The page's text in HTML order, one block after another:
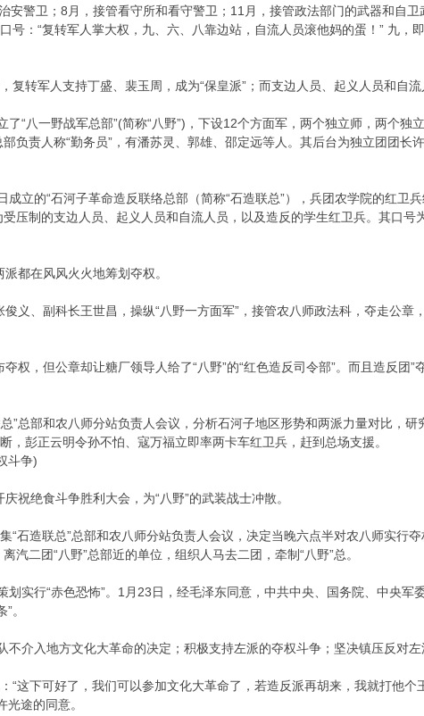
安警卫；8月，接管看守所和看守警卫；11月，接管政法部门的武器和自
号：“复转军人掌大权，九、六、八靠边站，自流人员滚他妈的蛋！” 九，
转军人支持丁盛、裴玉周，成为“保皇派”；而支边人员、起义人员和自流
八一野战军总部”(简称“八野”)，下设12个方面军，两个独立师，两个独
负责人称“勤务员”，有潘苏灵、郭雄、邵定远等人。其后台为独立团团长
立的“石河子革命造反联络总部（简称“石造联总”），兵团农学院的红卫兵
压制的支边人员、起义人员和自流人员，以及造反的学生红卫兵。其口号
都在风风火火地筹划夺权。
义、副科长王世昌，操纵“八野一方面军”，接管农八师政法科，夺走公章
，但公章却让糖厂领导人给了“八野”的“红色造反司令部”。而且造反团”
总部和农八师分站负责人会议，分析石河子地区形势和两派力量对比，研
，彭正云明令孙不怕、寇万福立即率两卡车红卫兵，赶到总场支援。
斗争)
祝绝食斗争胜利大会，为“八野”的武装战士冲散。
石造联总”总部和农八师分站负责人会议，决定当晚六点半对农八师实行
汽二团“八野”总部近的单位，组织人马去二团，牵制“八野”总。
实行“赤色恐怖”。1月23日，经毛泽东同意，中共中央、国务院、中央军
。
介入地方文化大革命的决定；积极支持左派的夺权斗争；坚决镇压反对左
这下可好了，我们可以参加文化大革命了，若造反派再胡来，我就打他个
途的同意。